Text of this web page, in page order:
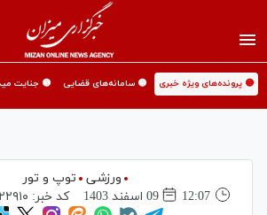
🟡 پرونده‌های ویژه خبری 🟡 سامانه‌های قضایی 🟡 جنایت
ورزشی
توپ و تور
12:07
09 اسفند 1403 کد خبر: